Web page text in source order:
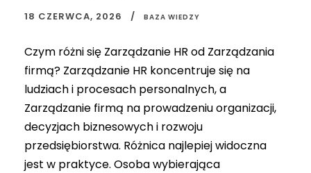
18 CZERWCA, 2026 BAZA WIEDZY
Czym różni się Zarządzanie HR od Zarządzania
firmą? Zarządzanie HR koncentruje się na
ludziach i procesach personalnych, a
Zarządzanie firmą na prowadzeniu organizacji,
decyzjach biznesowych i rozwoju
przedsiębiorstwa. Różnica najlepiej widoczna
jest w praktyce. Osoba wybierająca